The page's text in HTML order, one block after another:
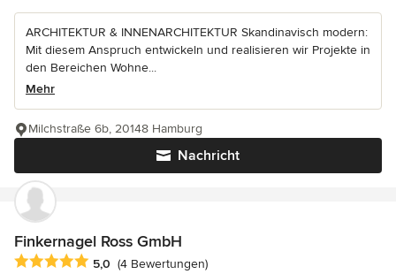
ARCHITEKTUR & INNENARCHITEKTUR Skandinavisch modern:
Mit diesem Anspruch entwickeln und realisieren wir Projekte in
den Bereichen Wohne...
Mehr
Nachricht
Milchstraße 6b, 20148 Hamburg
Finkernagel Ross GmbH
Durchschnittliche Bewertung: 5 von 5 Sternen
5,0 (4 Bewertungen)